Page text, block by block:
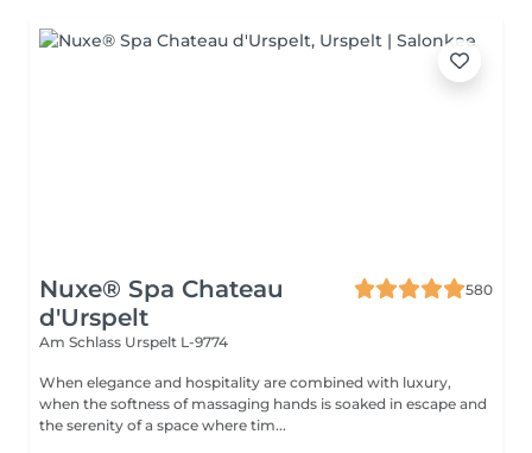
Nuxe® Spa Chateau
d'Urspelt
580
Am Schlass Urspelt L-9774
When elegance and hospitality are combined with luxury,
when the softness of massaging hands is soaked in escape and
the serenity of a space where tim...